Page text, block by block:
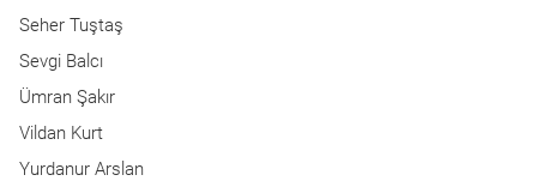
Seher Tuştaş
Sevgi Balcı
Ümran Şakır
Vildan Kurt
Yurdanur Arslan